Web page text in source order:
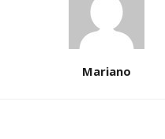
Mariano